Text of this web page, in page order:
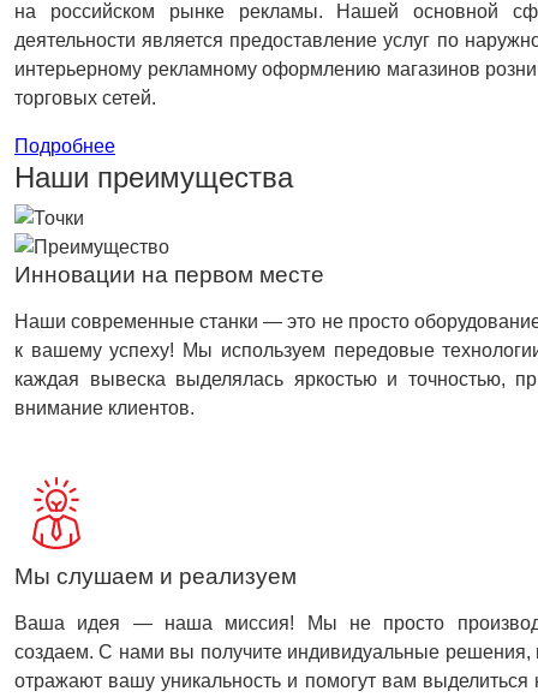
на российском рынке рекламы. Нашей основной
деятельности является предоставление услуг по
интерьерному рекламному оформлению магазинов
торговых сетей.
Подробнее
Наши преимущества
Инновации на первом месте
Наши современные станки — это не просто
к вашему успеху! Мы используем передовые
каждая вывеска выделялась яркостью и точностью,
внимание клиентов.
Мы слушаем и реализуем
Ваша идея — наша миссия! Мы не просто
создаем. С нами вы получите индивидуальные решения,
отражают вашу уникальность и помогут вам